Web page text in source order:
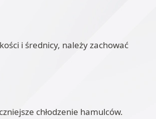
i średnicy, należy zachować
chłodzenie hamulców.